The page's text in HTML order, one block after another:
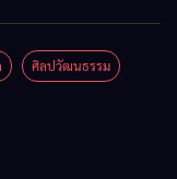
รวมของดี
สินค้าเด่น
ลุ่มน้ำกก
ยื่น 5 ข้อ
ศิลปวัฒนธรรม